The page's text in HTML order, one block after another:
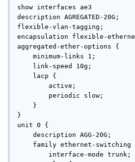
show interfaces ae3
description AGREGATED-20G;
flexible-vlan-tagging;
encapsulation flexible-
aggregated-ether-options {
}
unit 0 {